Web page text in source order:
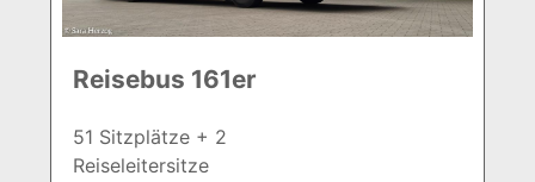
Reisebus 161er
51 Sitzplätze + 2
Reiseleitersitze